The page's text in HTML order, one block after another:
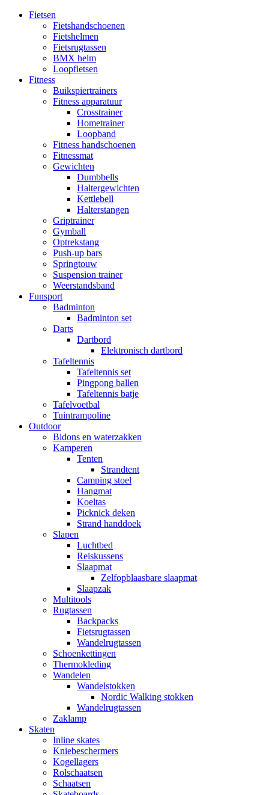
Fietsen
Fietshandschoenen
Fietshelmen
Fietsrugtassen
BMX helm
Loopfietsen
Fitness
Buikspiertrainers
Fitness apparatuur
Crosstrainer
Hometrainer
Loopband
Fitness handschoenen
Fitnessmat
Gewichten
Dumbbells
Haltergewichten
Kettlebell
Halterstangen
Griptrainer
Gymball
Optrekstang
Push-up bars
Springtouw
Suspension trainer
Weerstandsband
Funsport
Badminton
Badminton set
Darts
Dartbord
Elektronisch dartbord
Tafeltennis
Tafeltennis set
Pingpong ballen
Tafeltennis batje
Tafelvoetbal
Tuintrampoline
Outdoor
Bidons en waterzakken
Kamperen
Tenten
Strandtent
Camping stoel
Hangmat
Koeltas
Picknick deken
Strand handdoek
Slapen
Luchtbed
Reiskussens
Slaapmat
Zelfopblaasbare slaapmat
Slaapzak
Multitools
Rugtassen
Backpacks
Fietsrugtassen
Wandelrugtassen
Schoenkettingen
Thermokleding
Wandelen
Wandelstokken
Nordic Walking stokken
Wandelrugtassen
Zaklamp
Skaten
Inline skates
Kniebeschermers
Kogellagers
Rolschaatsen
Schaatsen